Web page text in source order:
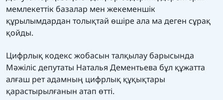
мемлекеттік базалар мен жекеменшік
құрылымдардан толықтай өшіре ала ма деген сұрақ
қойды.
Цифрлық кодекс жобасын талқылау барысында
Мәжіліс депутаты Наталья Дементьева бұл құжатта
алғаш рет адамның цифрлық құқықтары
қарастырылғанын атап өтті.